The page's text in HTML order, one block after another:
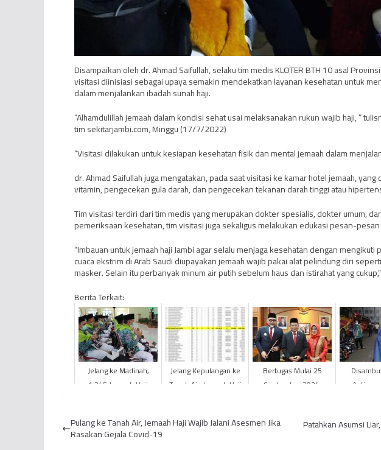
Disampaikan oleh dr. Ahmad Saifullah, selaku tim medis KLOTER BTH 10 asal
visitasi diinisiasi sebagai upaya semakin mendekatkan layanan kesehatan untuk
dalam menjalankan ibadah sunah haji.
“Alhamdulillah jemaah dalam kondisi sehat usai melaksanakan rukun wajib haji, ”
tim sekitarjambi.com, Minggu (17/7/2022)
“Visitasi dilakukan untuk kesiapan kesehatan fisik dan mental jemaah dalam
dr. Ahmad Saifullah juga mengatakan, pada saat visitasi ke kamar hotel jemaah,
vitamin, pengecekan gula darah, dan pengecekan tekanan darah tinggi atau
Tim visitasi terdiri dari tim medis yang merupakan dokter spesialis, dokter umum,
pemeriksaan kesehatan, tim visitasi juga sekaligus melakukan edukasi pesan-
“Imbauan untuk jemaah haji Jambi agar selalu menjaga kesehatan dengan
cuaca ekstrim di Arab Saudi diupayakan jemaah wajib pakai alat pelindung diri
masker. Selain itu perbanyak minum air putih sebelum haus dan istirahat yang
Berita Terkait:
Jelang ke Madinah,
1.345 Jemaah Haji
Jelang Kepulangan ke
Tanah Air, Jemaah Haji
Wafa...
Bertugas Mulai 25
September 2024,
Antigen,
Pulang ke Tanah Air, Jemaah Haji Wajib Jalani Asesmen Jika
Rasakan Gejala Covid-19
Patahkan Asumsi